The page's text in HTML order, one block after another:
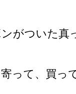
がついた真
って、買っ